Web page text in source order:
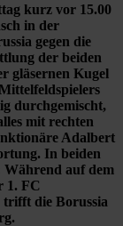
kurz vor 15.00
in der
gegen die
der beiden
gläsernen Kugel
durchgemischt,
mit rechten
Adalbert
In beiden
auf dem
1. FC
die Borussia